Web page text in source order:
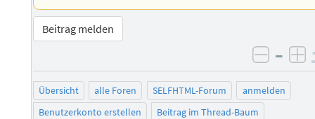
Beitrag melden
–
Übersicht alle Foren SELFHTML-Forum
anmelden
Benutzerkonto erstellen
Beitrag im Thread-Baum